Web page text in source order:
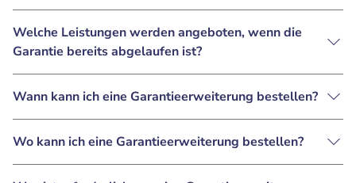
Welche Leistungen werden angeboten, wenn die
Garantie bereits abgelaufen ist?
Wann kann ich eine Garantieerweiterung bestellen?
Wo kann ich eine Garantieerweiterung bestellen?